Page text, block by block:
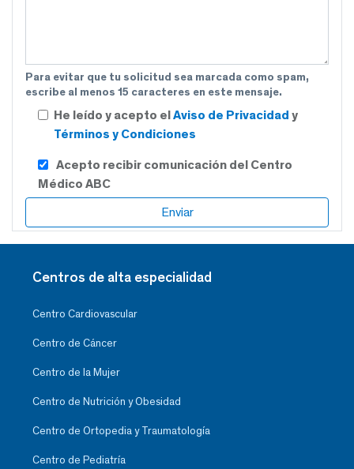
Para evitar que tu solicitud sea marcada como spam,
escribe al menos 15 caracteres en este mensaje.
He leído y acepto elAviso de Privacidad y
Términos y Condiciones
Acepto recibir comunicación del Centro
Médico ABC
Centros de alta especialidad
Centro Cardiovascular
Centro de Cáncer
Centro de la Mujer
Centro de Nutrición y Obesidad
Centro de Ortopedia y Traumatología
Centro de Pediatría